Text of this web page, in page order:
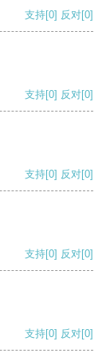
支持[0] 反对[0]
支持[0] 反对[0]
支持[0] 反对[0]
支持[0] 反对[0]
支持[0] 反对[0]